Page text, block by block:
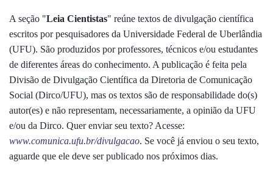
A seção "Leia Cientistas" reúne textos de divulgação científica
escritos por pesquisadores da Universidade Federal de Uberlândia
(UFU). São produzidos por professores, técnicos e/ou estudantes
de diferentes áreas do conhecimento. A publicação é feita pela
Divisão de Divulgação Científica da Diretoria de Comunicação
Social (Dirco/UFU), mas os textos são de responsabilidade do(s)
autor(es) e não representam, necessariamente, a opinião da UFU
e/ou da Dirco. Quer enviar seu texto? Acesse:
www.comunica.ufu.br/divulgacao. Se você já enviou o seu texto,
aguarde que ele deve ser publicado nos próximos dias.